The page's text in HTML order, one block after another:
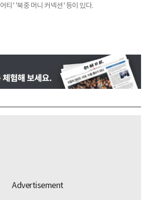
티' '북중 머니 커넥션' 등이 있다.